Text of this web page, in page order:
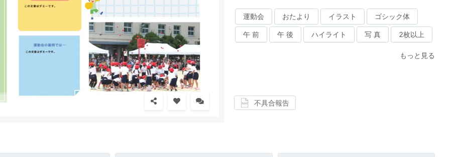
運動会 おたより イラスト ゴシック体
午 前 午 後 ハイライト 写 真 2枚以上
もっと見る
不具合報告